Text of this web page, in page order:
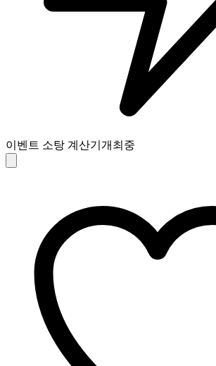
이벤트 소탕 계산기 개최중